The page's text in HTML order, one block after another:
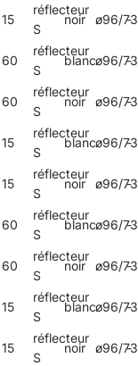
15
réflecteur
S
noir ø96/73
-
60
réflecteur
S
blancø96/73
-
60
réflecteur
S
noir ø96/73
-
15
réflecteur
S
blancø96/73
-
15
réflecteur
S
noir ø96/73
-
60
réflecteur
S
blancø96/73
-
60
réflecteur
S
noir ø96/73
-
15
réflecteur
S
blancø96/73
-
15
réflecteur
S
noir ø96/73
-